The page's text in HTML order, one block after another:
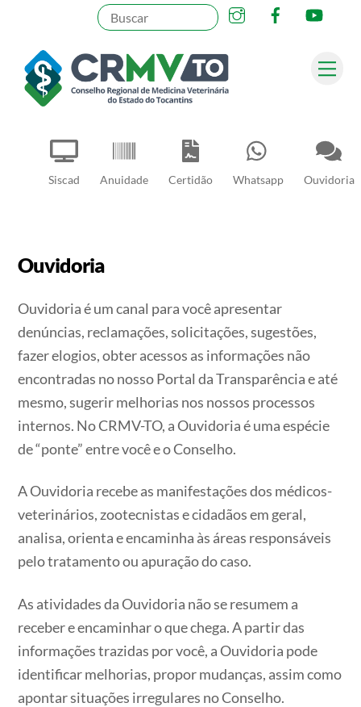
content
Siscad Anuidade Certidão Whatsapp Ouvidoria
InstagramFacebook
Pesquisar
Ouvidoria
Ouvidoria é um canal para você apresentar
denúncias, reclamações, solicitações, sugestões,
fazer elogios, obter acessos as informações não
encontradas no nosso Portal da Transparência e até
mesmo, sugerir melhorias nos nossos processos
internos. No CRMV-TO, a Ouvidoria é uma espécie
de “ponte” entre você e o Conselho.
A Ouvidoria recebe as manifestações dos médicos-
veterinários, zootecnistas e cidadãos em geral,
analisa, orienta e encaminha às áreas responsáveis
pelo tratamento ou apuração do caso.
As atividades da Ouvidoria não se resumem a
receber e encaminhar o que chega. A partir das
informações trazidas por você, a Ouvidoria pode
identificar melhorias, propor mudanças, assim como
apontar situações irregulares no Conselho.